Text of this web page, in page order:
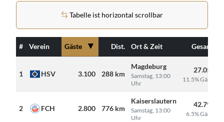
Tabelle ist horizontal scrollbar
# Verein Gäste ▼ Dist. Ort & Zeit Gesamt
1 HSV 3.100 288 km
Magdeburg
Samstag, 13:00
Uhr
27.050
11.5% Gäste
2 FCH 2.800 776 km
Kaiserslautern
Samstag, 13:00
Uhr
42.795
6.5% Gäste